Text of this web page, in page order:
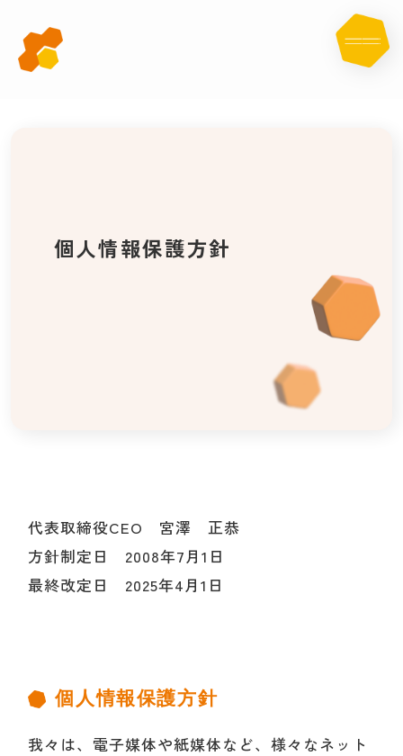
個人情報保護方針
個人情報保護方針
代表取締役CEO 宮澤 正恭
方針制定日 2008年7月1日
最終改定日 2025年4月1日
個人情報保護方針
我々は、電子媒体や紙媒体など、様々なネット